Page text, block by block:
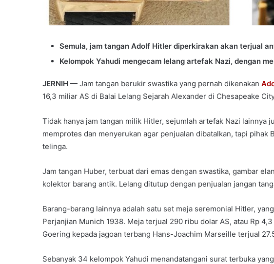
Semula, jam tangan Adolf Hitler diperkirakan akan terjual
Kelompok Yahudi mengecam lelang artefak Nazi, dengan
JERNIH — Jam tangan berukir swastika yang pernah dikenakan
16,3 miliar AS di Balai Lelang Sejarah Alexander di Chesapeake
Tidak hanya jam tangan milik Hitler, sejumlah artefak Nazi lainnya
memprotes dan menyerukan agar penjualan dibatalkan, tapi pihak
telinga.
Jam tangan Huber, terbuat dari emas dengan swastika, gambar
kolektor barang antik. Lelang ditutup dengan penjualan jangan
Barang-barang lainnya adalah satu set meja seremonial Hitler,
Perjanjian Munich 1938. Meja terjual 290 ribu dolar AS, atau Rp
Goering kepada jagoan terbang Hans-Joachim Marseille terjual
Sebanyak 34 kelompok Yahudi menandatangani surat terbuka